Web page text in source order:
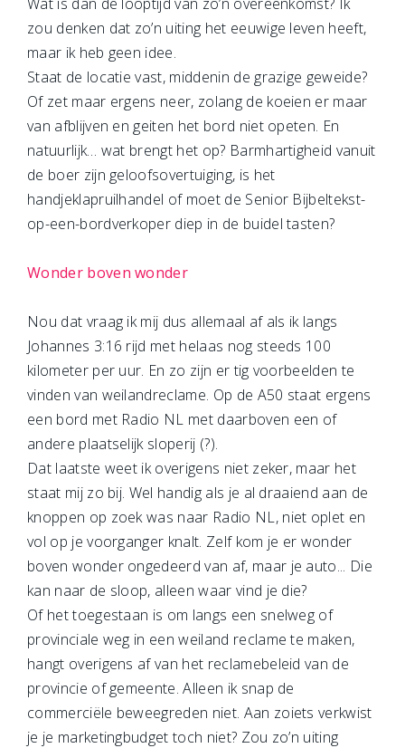
zou denken dat zo’n uiting het eeuwige leven heeft,
maar ik heb geen idee.
Staat de locatie vast, middenin de grazige geweide?
Of zet maar ergens neer, zolang de koeien er maar
van afblijven en geiten het bord niet opeten. En
natuurlijk… wat brengt het op? Barmhartigheid vanuit
de boer zijn geloofsovertuiging, is het
handjeklapruilhandel of moet de Senior Bijbeltekst-
op-een-bordverkoper diep in de buidel tasten?
Wonder boven wonder
Nou dat vraag ik mij dus allemaal af als ik langs
Johannes 3:16 rijd met helaas nog steeds 100
kilometer per uur. En zo zijn er tig voorbeelden te
vinden van weilandreclame. Op de A50 staat ergens
een bord met Radio NL met daarboven een of
andere plaatselijk sloperij (?).
Dat laatste weet ik overigens niet zeker, maar het
staat mij zo bij. Wel handig als je al draaiend aan de
knoppen op zoek was naar Radio NL, niet oplet en
vol op je voorganger knalt. Zelf kom je er wonder
boven wonder ongedeerd van af, maar je auto... Die
kan naar de sloop, alleen waar vind je die?
Of het toegestaan is om langs een snelweg of
provinciale weg in een weiland reclame te maken,
hangt overigens af van het reclamebeleid van de
provincie of gemeente. Alleen ik snap de
commerciële beweegreden niet. Aan zoiets verkwist
je je marketingbudget toch niet? Zou zo’n uiting